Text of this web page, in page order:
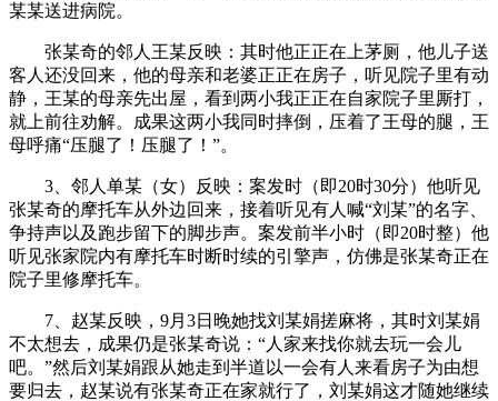
某某送进病院。
张某奇的邻人王某反映：其时他正正在上茅厕，他儿子送
客人还没回来，他的母亲和老婆正正在房子，听见院子里有动
静，王某的母亲先出屋，看到两小我正正在自家院子里厮打，
就上前往劝解。成果这两小我同时摔倒，压着了王母的腿，王
母呼痛“压腿了！压腿了！”。
3、邻人单某（女）反映：案发时（即20时30分）他听见
张某奇的摩托车从外边回来，接着听见有人喊“刘某”的名字、
争持声以及跑步留下的脚步声。案发前半小时（即20时整）他
听见张家院内有摩托车时断时续的引擎声，仿佛是张某奇正在
院子里修摩托车。
7、赵某反映，9月3日晚她找刘某娟搓麻将，其时刘某娟
不太想去，成果仍是张某奇说：“人家来找你就去玩一会儿
吧。”然后刘某娟跟从她走到半道以一会有人来看房子为由想
要归去，赵某说有张某奇正在家就行了，刘某娟这才随她继续